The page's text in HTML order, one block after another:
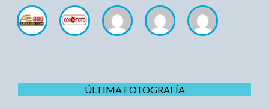
ÚLTIMA FOTOGRAFÍA